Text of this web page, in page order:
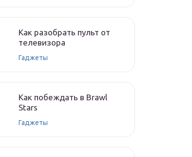
Как разобрать пульт от
телевизора
Гаджеты
Как побеждать в Brawl
Stars
Гаджеты